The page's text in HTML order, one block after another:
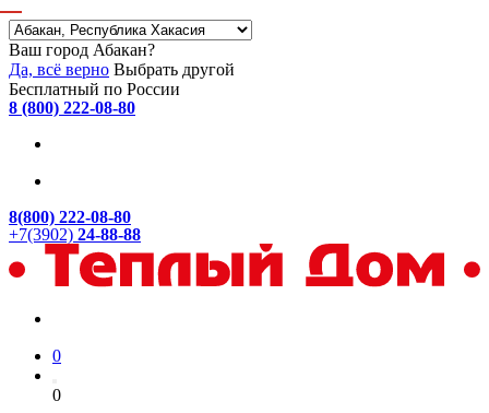
Ваш город Абакан?
Да, всё верно Выбрать другой
Бесплатный по России
8 (800) 222-08-80
8(800) 222-08-80
+7(3902) 24-88-88
0
0